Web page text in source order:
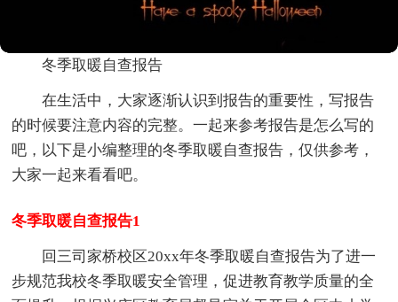
冬季取暖自查报告
在生活中，大家逐渐认识到报告的重要性，写报告
的时候要注意内容的完整。一起来参考报告是怎么写的
吧，以下是小编整理的冬季取暖自查报告，仅供参考，
大家一起来看看吧。
冬季取暖自查报告1
回三司家桥校区20xx年冬季取暖自查报告为了进一
步规范我校冬季取暖安全管理，促进教育教学质量的全